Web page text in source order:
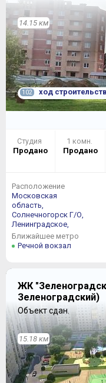
14.15 км
102 ход
Студия
Продано
1 комн.
Продано
Расположение
Московская
область,
Солнечногорск Г/О,
Ленинградское,
Ближайшее метро
Речной вокзал
ЖК
Зеленоградский)
Объект сдан.
15.18 км